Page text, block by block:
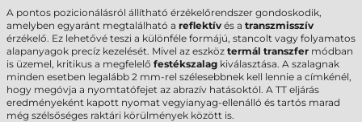
A pontos pozicionálásról állítható érzékelőrendszer gondoskodik,
amelyben egyaránt megtalálható a reflektív és a transzmisszív
érzékelő. Ez lehetővé teszi a különféle formájú, stancolt vagy folyamatos
alapanyagok precíz kezelését. Mivel az eszköz termál transzfer módban
is üzemel, kritikus a megfelelő festékszalag kiválasztása. A szalagnak
minden esetben legalább 2 mm-rel szélesebbnek kell lennie a címkénél,
hogy megóvja a nyomtatófejet az abrazív hatásoktól. A TT eljárás
eredményeként kapott nyomat vegyianyag-ellenálló és tartós marad
még szélsőséges raktári körülmények között is.